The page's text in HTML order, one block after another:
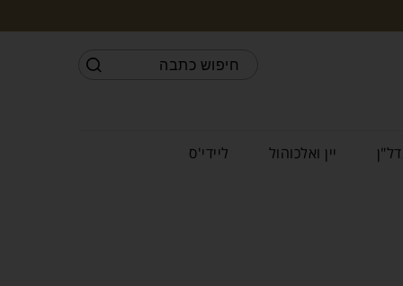
יין ואלכוהול ליידי'ס